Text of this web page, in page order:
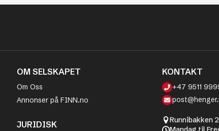
OM SELSKAPET
Om Oss
Annonser på FINN.no
JURIDISK
KONTAKT
+47 9511
Runnibakken